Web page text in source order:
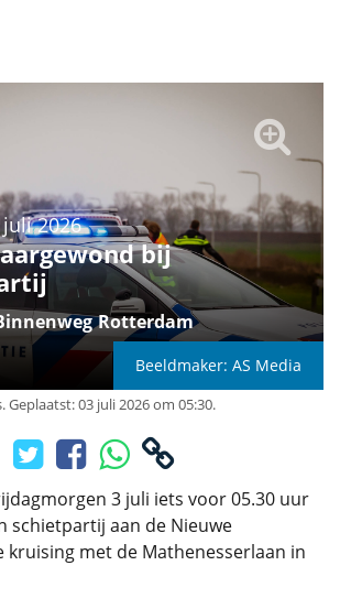
2026
bij
Rotterdam
Beeldmaker: AS Media
.Geplaatst: 03 juli 2026 om 05:30.
3 juli iets voor 05.30 uur
schietpartij aan de Nieuwe
kruising met de Mathenesserlaan in